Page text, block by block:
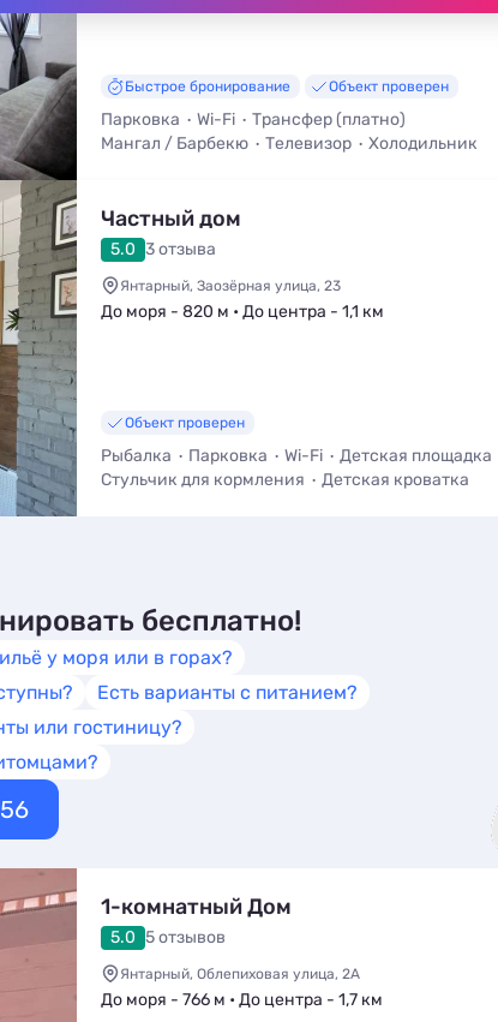
Быстрое бронирование Объект проверен
Парковка Wi-Fi
Трансфер (платно)
Мангал / Барбекю
Телевизор
Холодильник
Частный дом
5.0 3 отзыва
Янтарный, Заозёрная улица, 23
До моря - 820 м • До центра - 1,1 км
Объект проверен
Рыбалка Парковка Wi-Fi
Детская площадка
Стульчик для кормления
Детская кроватка
бесплатно!
у моря или в горах?
Есть варианты с питанием?
или гостиницу?
1-комнатный Дом
5.0 5 отзывов
Янтарный, Облепиховая улица, 2А
До моря - 766 м • До центра - 1,7 км